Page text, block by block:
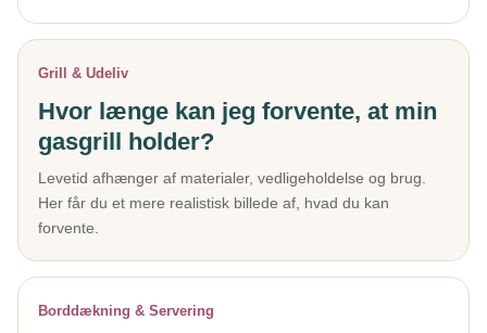
Grill & Udeliv
Hvor længe kan jeg forvente, at min
gasgrill holder?
Levetid afhænger af materialer, vedligeholdelse og brug.
Her får du et mere realistisk billede af, hvad du kan
forvente.
Borddækning & Servering